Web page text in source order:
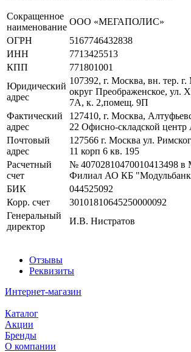
Сокращенное
наименование
ООО «МЕГАПОЛИС»
ОГРН
5167746432838
ИНН
7713425513
КПП
771801001
Юридический
адрес
107392, г. Москва, вн. тер.
округ Преображенское, ул.
7А, к. 2,помещ. 9П
Фактический
адрес
127410, г. Москва,
22 Офисно-складской центр
Почтовый
адрес
127566 г. Москва ул.
11 корп 6 кв. 195
Расчетный
счет
№ 40702810470010413498 в
Филиал АО КБ
БИК
044525092
Корр. счет
30101810645250000092
Генеральный
директор
И.В. Нистратов
Отзывы
Реквизиты
Интернет-магазин
Каталог
Акции
Бренды
О компании